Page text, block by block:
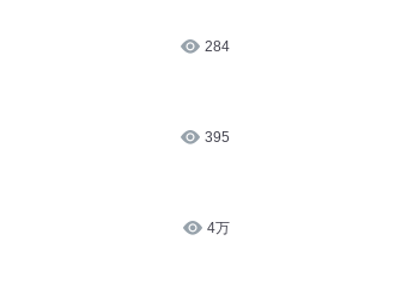
284
395
4万